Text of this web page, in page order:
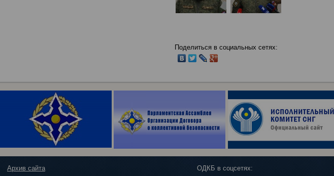
Поделиться в социальных сетях:
Архив сайта ОДКБ в соцсетях: